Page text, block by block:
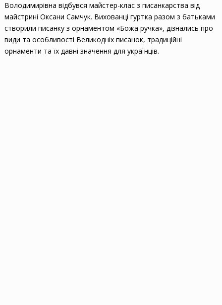
Володимирівна відбувся майстер-клас з писанкарства від
майстрині Оксани Самчук. Вихованці гуртка разом з батьками
створили писанку з орнаментом «Божа ручка», дізнались про
види та особливості Великодніх писанок, традиційні
орнаменти та їх давні значення для українців.